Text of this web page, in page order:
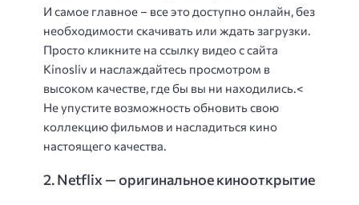
И самое главное – все это доступно онлайн, без
необходимости скачивать или ждать загрузки.
Просто кликните на ссылку видео с сайта
Kinosliv и наслаждайтесь просмотром в
высоком качестве, где бы вы ни находились.<
Не упустите возможность обновить свою
коллекцию фильмов и насладиться кино
настоящего качества.
2. Netflix — оригинальное кинооткрытие